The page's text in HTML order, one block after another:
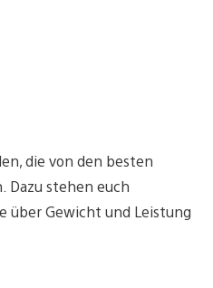
die von den besten
Dazu stehen euch
über Gewicht und Leistung